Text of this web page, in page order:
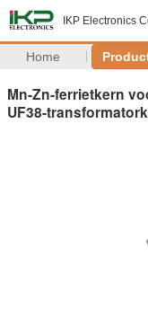
IKP Electronics
Home
Mn-Zn-ferrietkern
UF38-